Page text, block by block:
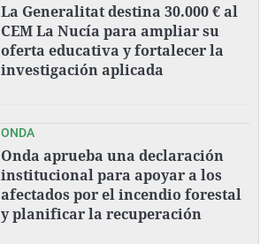
La Generalitat destina 30.000 € al
CEM La Nucía para ampliar su
oferta educativa y fortalecer la
investigación aplicada
ONDA
Onda aprueba una declaración
institucional para apoyar a los
afectados por el incendio forestal
y planificar la recuperación